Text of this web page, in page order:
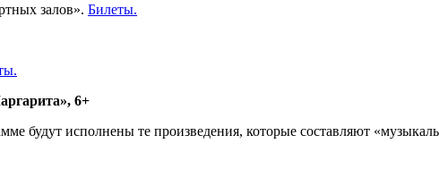
залов». Билеты.
6+
будут исполнены те произведения, которые составляют